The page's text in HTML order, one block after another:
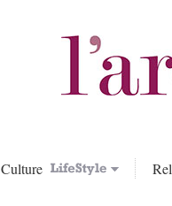
Culture